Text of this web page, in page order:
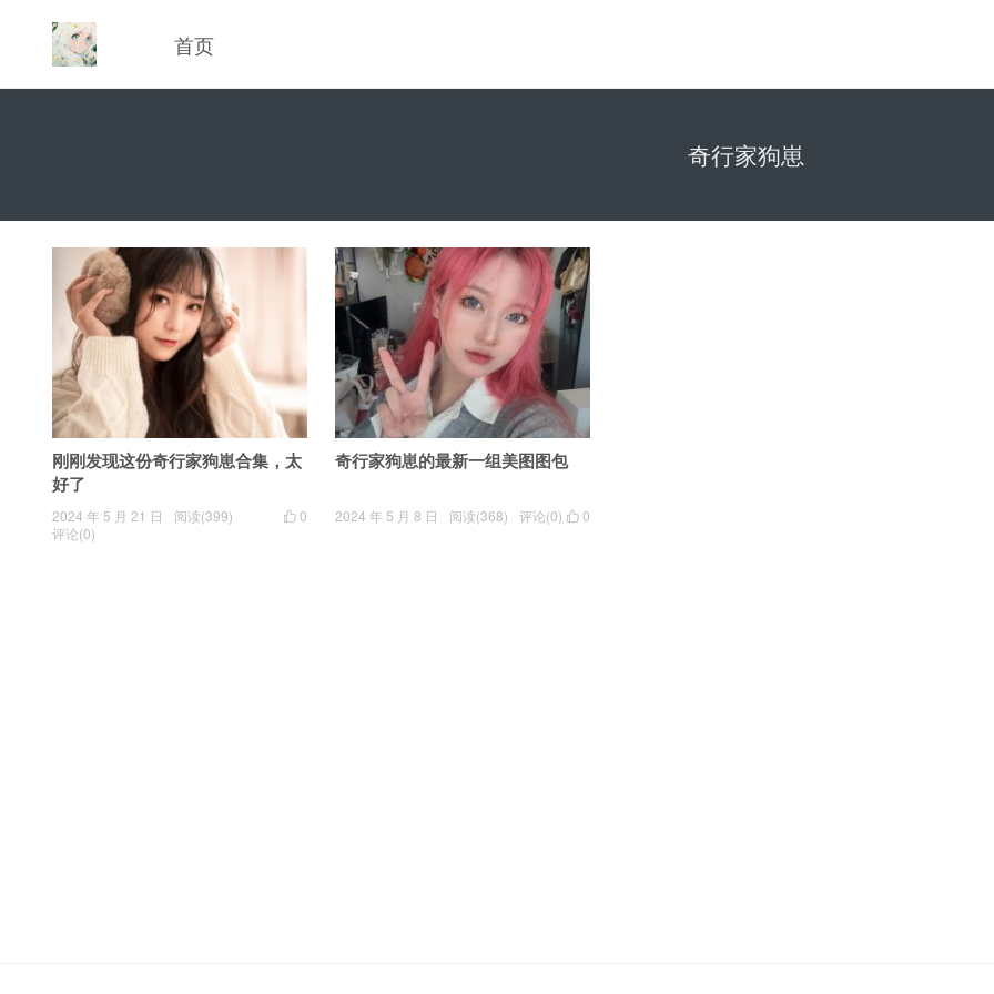
首页
奇行家狗崽
刚刚发现这份奇行家狗崽合集，太
好了
 0
2024 年 5 月 21 日
阅读(399)
评论(0)
奇行家狗崽的最新一组美图图包
 0
2024 年 5 月 8 日 阅读(368) 评论(0)